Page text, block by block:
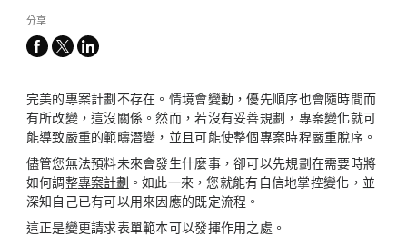
分享
facebook
x-
linkedin
完美的專案計劃不存在。情境會變動，優先順序也會隨時間而
有所改變，這沒關係。然而，若沒有妥善規劃，專案變化就可
能導致嚴重的範疇潛變，並且可能使整個專案時程嚴重脫序。
儘管您無法預料未來會發生什麼事，卻可以先規劃在需要時將
如何調整專案計劃 。如此一來，您就能有自信地掌控變化，並
深知自己已有可以用來因應的既定流程。
這正是變更請求表單範本可以發揮作用之處。